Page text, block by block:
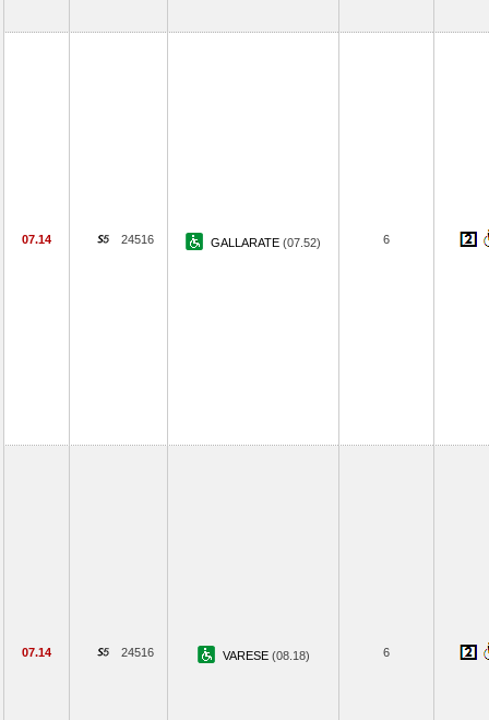
07.14 24516 GALLARATE (07.52) 6
07.14 24516 VARESE (08.18) 6